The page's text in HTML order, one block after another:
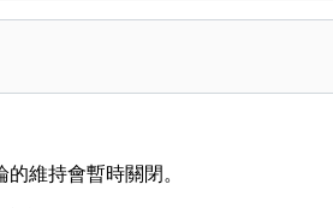
維持會暫時關閉。